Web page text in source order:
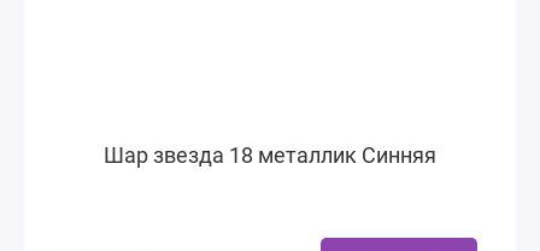
Шар звезда 18 металлик Синняя